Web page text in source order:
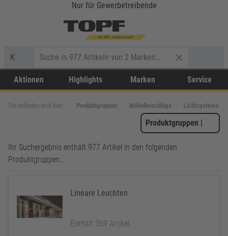
Nur für Gewerbetreibende
K
Aktionen Highlights Marken Service
Sie befinden sich hier: Produktgruppen Möbelbeschläge Lichtsysteme
Produktgruppen |
Ihr Suchergebnis enthält 977 Artikel in den folgenden
Produktgruppen…
Lineare Leuchten
Enthält 369 Artikel